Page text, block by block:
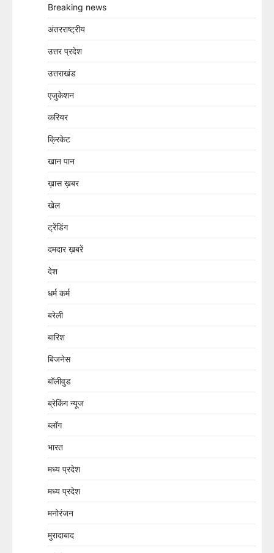
Breaking news
अंतरराष्ट्रीय
उत्तर प्रदेश
उत्तराखंड
एजुकेशन
करियर
क्रिकेट
खान पान
ख़ास ख़बर
खेल
ट्रेंडिंग
दमदार ख़बरें
देश
धर्म कर्म
बरेली
बारिश
बिजनेस
बॉलीवुड
ब्रेकिंग न्यूज
ब्लॉग
भारत
मध्य प्रदेश
मध्य प्रदेश
मनोरंजन
मुरादाबाद